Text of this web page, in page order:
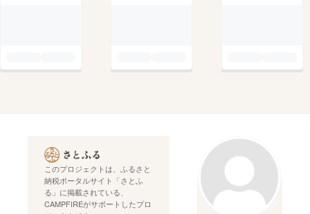
このプロジェクトは、ふるさと
納税ポータルサイト「さとふ
る」に掲載されている、
CAMPFIREがサポートしたプロ